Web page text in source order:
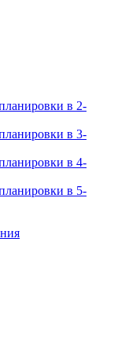
в 2-
в 3-
в 4-
в 5-